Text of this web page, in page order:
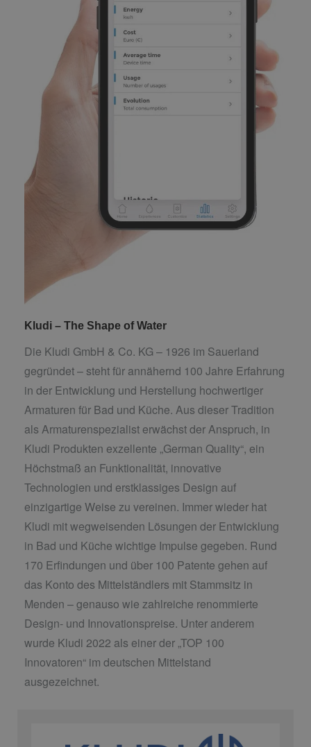
Kludi – The Shape of Water
Die Kludi GmbH & Co. KG – 1926 im Sauerland
gegründet – steht für annähernd 100 Jahre Erfahrung
in der Entwicklung und Herstellung hochwertiger
Armaturen für Bad und Küche. Aus dieser Tradition
als Armaturenspezialist erwächst der Anspruch, in
Kludi Produkten exzellente „German Quality“, ein
Höchstmaß an Funktionalität, innovative
Technologien und erstklassiges Design auf
einzigartige Weise zu vereinen. Immer wieder hat
Kludi mit wegweisenden Lösungen der Entwicklung
in Bad und Küche wichtige Impulse gegeben. Rund
170 Erfindungen und über 100 Patente gehen auf
das Konto des Mittelständlers mit Stammsitz in
Menden – genauso wie zahlreiche renommierte
Design- und Innovationspreise. Unter anderem
wurde Kludi 2022 als einer der „TOP 100
Innovatoren“ im deutschen Mittelstand
ausgezeichnet.